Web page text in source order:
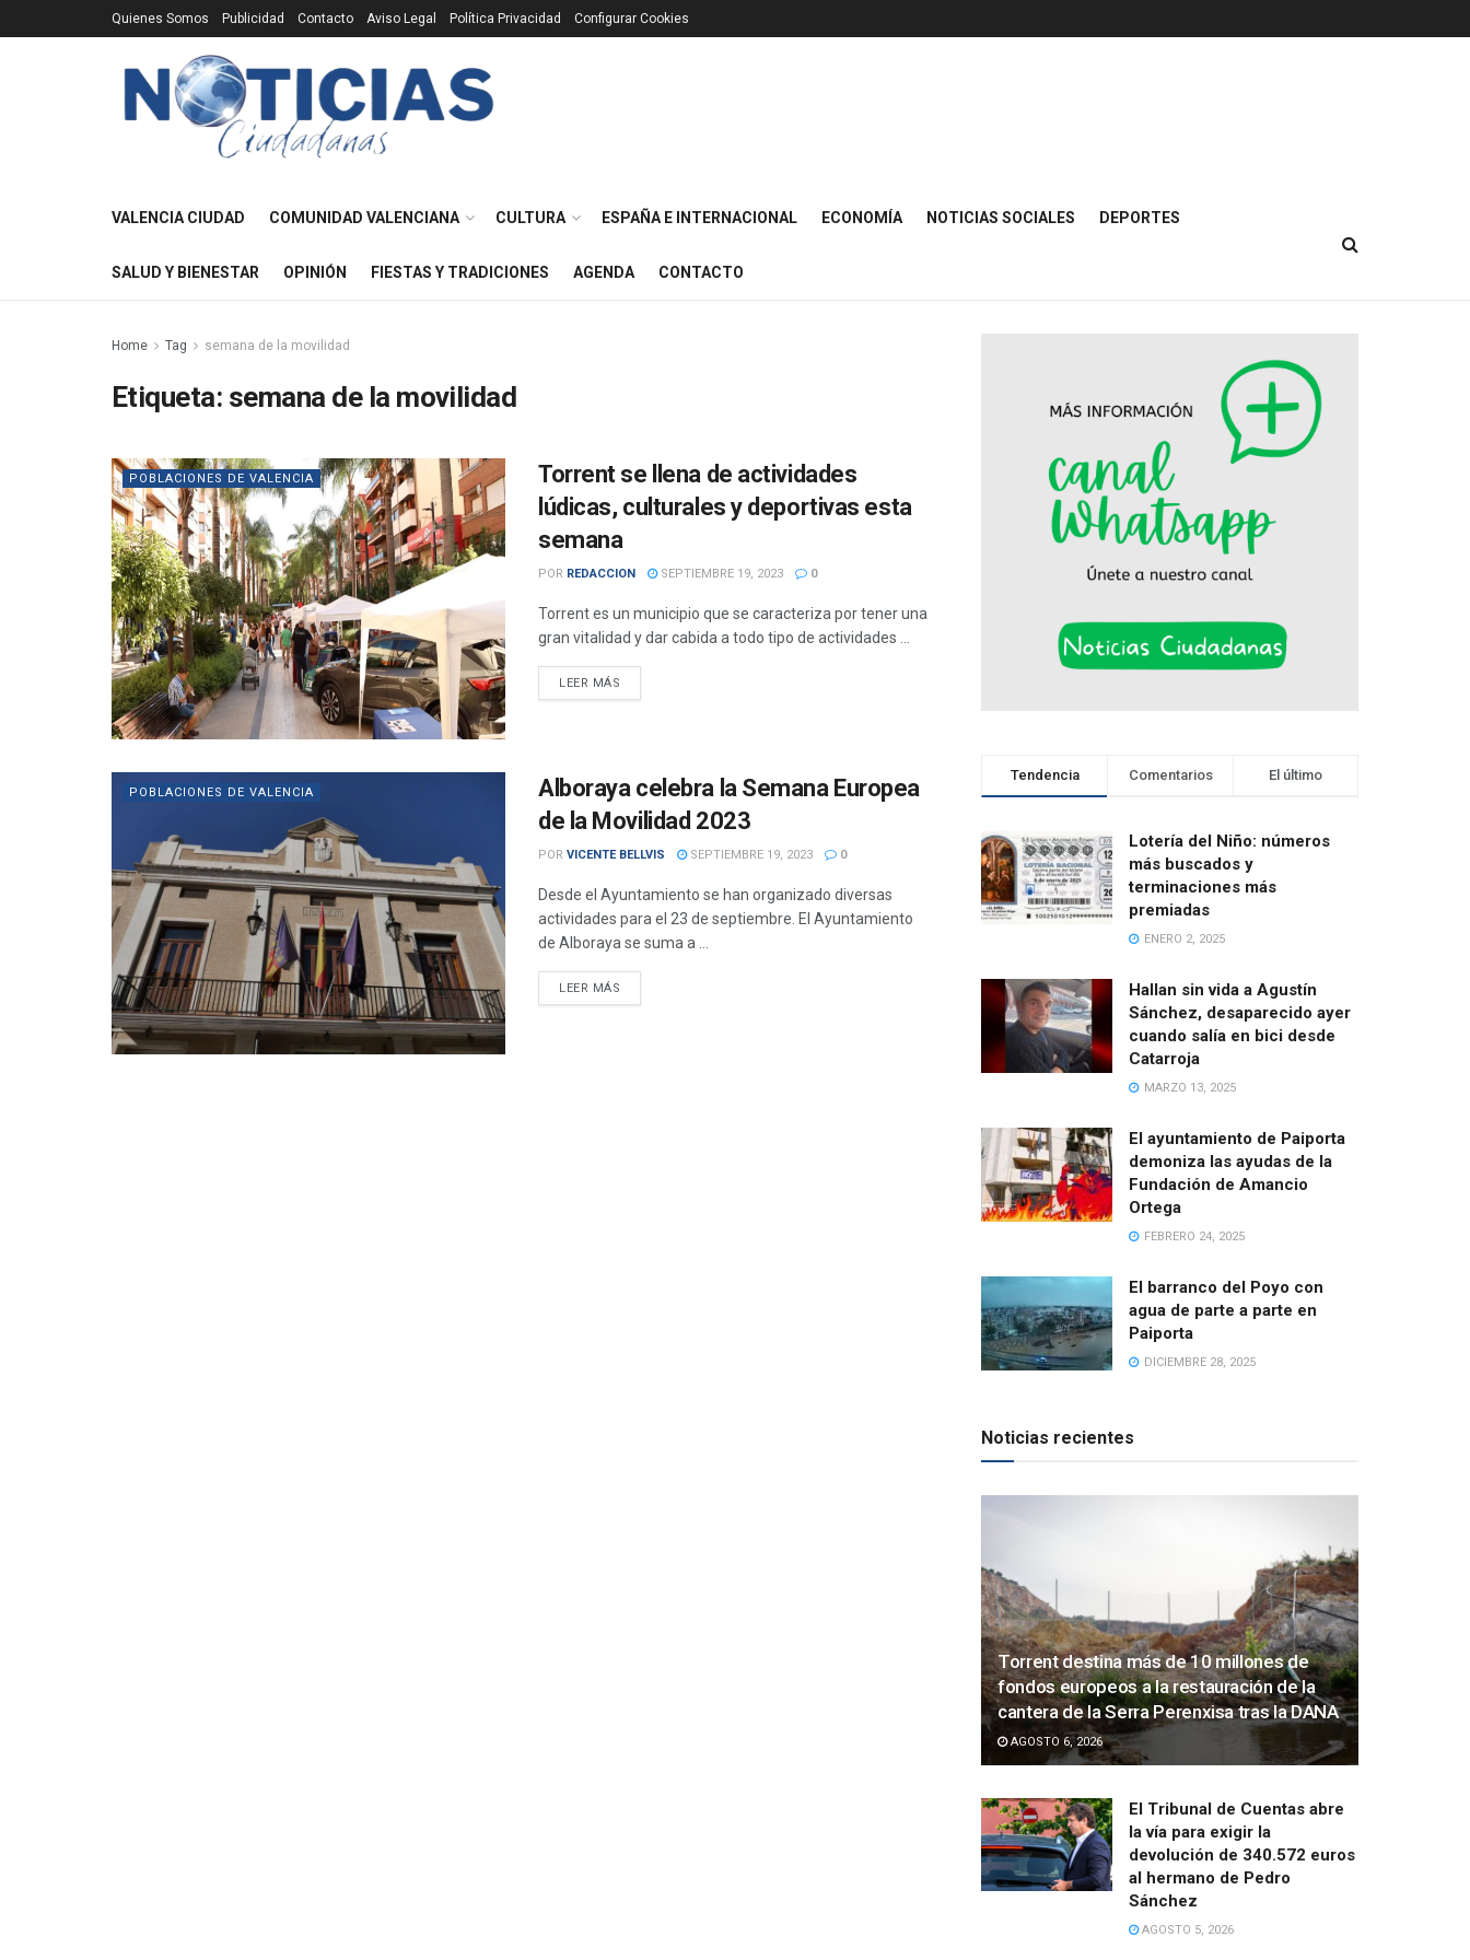
Quienes Somos Publicidad Contacto Aviso Legal Política Privacidad Configurar Cookies
VALENCIA CIUDAD COMUNIDAD VALENCIANA CULTURA ESPAÑA E INTERNACIONAL ECONOMÍA NOTICIAS SOCIALES DEPORTES
SALUD Y BIENESTAR OPINIÓN FIESTAS Y TRADICIONES AGENDA CONTACTO
Home Tag semana de la movilidad
Etiqueta: semana de la movilidad
POBLACIONES DE VALENCIA
Torrent se llena de actividades
lúdicas, culturales y deportivas esta
semana
POR REDACCION SEPTIEMBRE 19, 2023 0
Torrent es un municipio que se caracteriza por tener una
gran vitalidad y dar cabida a todo tipo de actividades ...
LEER MÁS
POBLACIONES DE VALENCIA
Alboraya celebra la Semana Europea
de la Movilidad 2023
POR VICENTE BELLVIS SEPTIEMBRE 19, 2023 0
Desde el Ayuntamiento se han organizado diversas
actividades para el 23 de septiembre. El Ayuntamiento
de Alboraya se suma a ...
LEER MÁS
Tendencia Comentarios El último
Lotería del Niño: números
más buscados y
terminaciones más
premiadas
ENERO 2, 2025
Hallan sin vida a Agustín
Sánchez, desaparecido ayer
cuando salía en bici desde
Catarroja
MARZO 13, 2025
El ayuntamiento de Paiporta
demoniza las ayudas de la
Fundación de Amancio
Ortega
FEBRERO 24, 2025
El barranco del Poyo con
agua de parte a parte en
Paiporta
DICIEMBRE 28, 2025
Noticias recientes
Torrent destina más de 10 millones de
fondos europeos a la restauración de la
cantera de la Serra Perenxisa tras la DANA
AGOSTO 6, 2026
El Tribunal de Cuentas abre
la vía para exigir la
devolución de 340.572 euros
al hermano de Pedro
Sánchez
AGOSTO 5, 2026